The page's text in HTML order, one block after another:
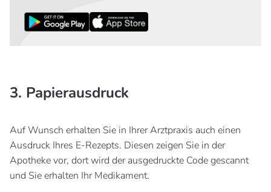
3. Papierausdruck
Auf Wunsch erhalten Sie in Ihrer Arztpraxis auch einen
Ausdruck Ihres E-Rezepts. Diesen zeigen Sie in der
Apotheke vor, dort wird der ausgedruckte Code gescannt
und Sie erhalten Ihr Medikament.